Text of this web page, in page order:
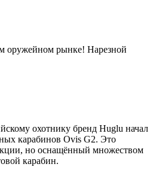
оружейном рынке! Нарезной
охотнику бренд Huglu начал
карабинов Ovis G2. Это
но оснащённый множеством
карабин.